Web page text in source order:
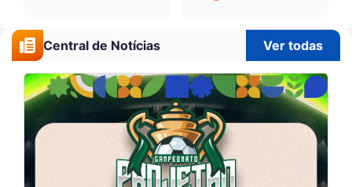
Central de Notícias Ver todas